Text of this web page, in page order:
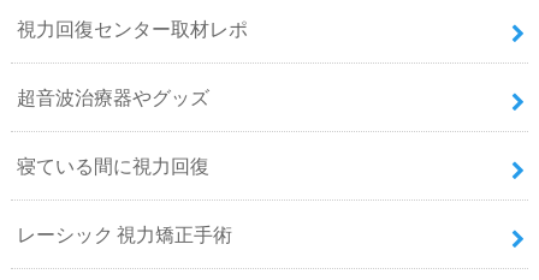
視力回復センター取材レポ
超音波治療器やグッズ
寝ている間に視力回復
レーシック 視力矯正手術